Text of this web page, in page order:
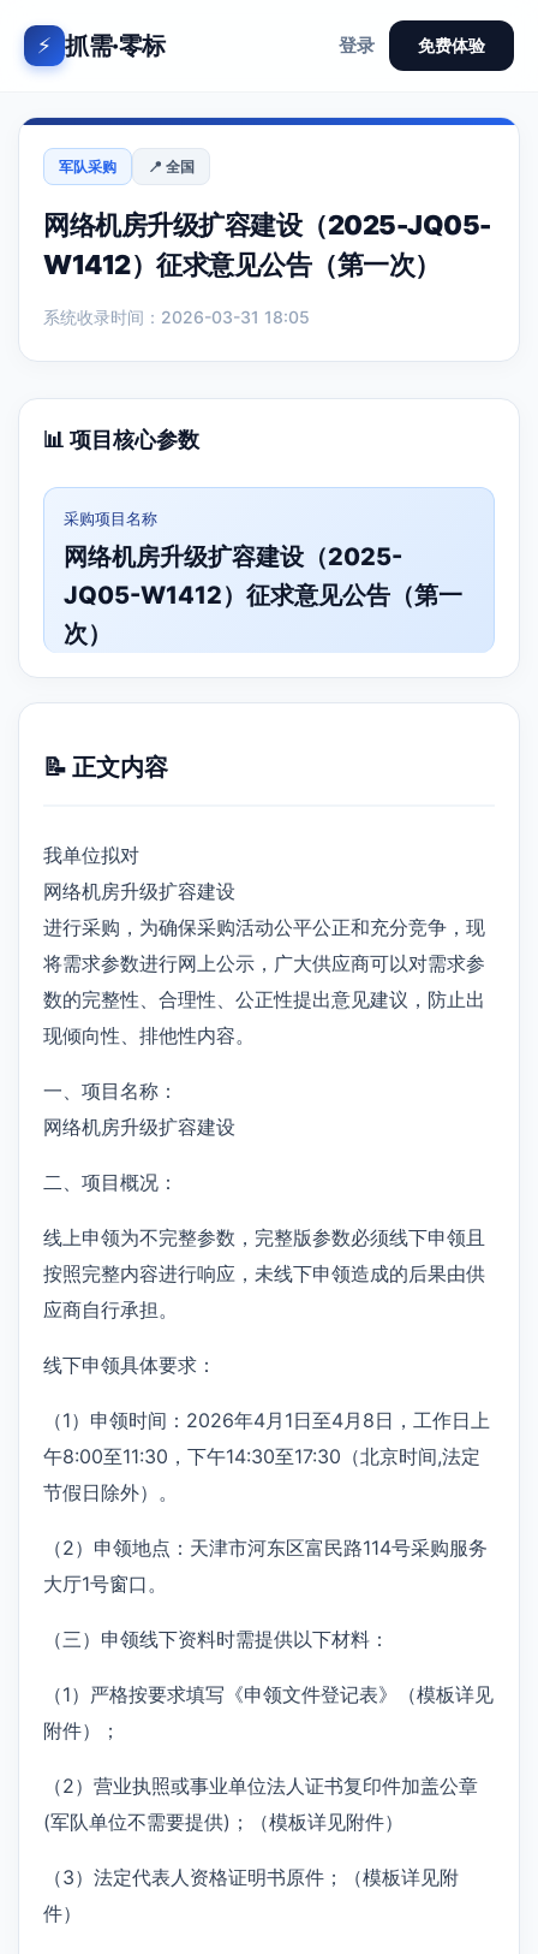
⚡ 抓需·零标 登录 免费体验
军队采购 📍 全国
网络机房升级扩容建设（2025-JQ05-
W1412）征求意见公告（第一次）
系统收录时间：2026-03-31 18:05
📊 项目核心参数
采购项目名称
网络机房升级扩容建设（2025-
JQ05-W1412）征求意见公告（第一
次）
📝 正文内容
我单位拟对
网络机房升级扩容建设
进行采购，为确保采购活动公平公正和充分竞争，现
将需求参数进行网上公示，广大供应商可以对需求参
数的完整性、合理性、公正性提出意见建议，防止出
现倾向性、排他性内容。
一、项目名称：
网络机房升级扩容建设
二、项目概况：
线上申领为不完整参数，完整版参数必须线下申领且
按照完整内容进行响应，未线下申领造成的后果由供
应商自行承担。
线下申领具体要求：
（1）申领时间：2026年4月1日至4月8日，工作日上
午8:00至11:30，下午14:30至17:30（北京时间,法定
节假日除外）。
（2）申领地点：天津市河东区富民路114号采购服务
大厅1号窗口。
（三）申领线下资料时需提供以下材料：
（1）严格按要求填写《申领文件登记表》（模板详见
附件）；
（2）营业执照或事业单位法人证书复印件加盖公章
(军队单位不需要提供)；（模板详见附件）
（3）法定代表人资格证明书原件；（模板详见附
件）